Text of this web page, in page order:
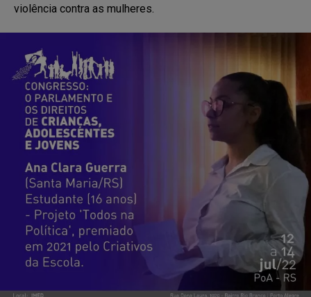
violência contra as mulheres.